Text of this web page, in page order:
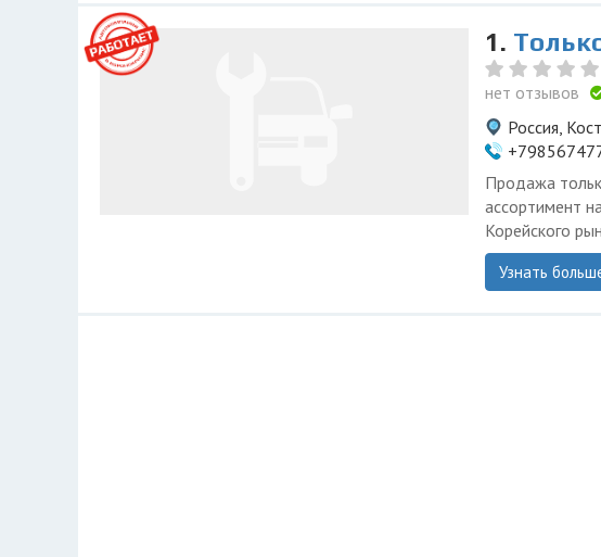
1.
нет отзывов
Россия,
Продажа
ассортимент
Корейского
Узнать